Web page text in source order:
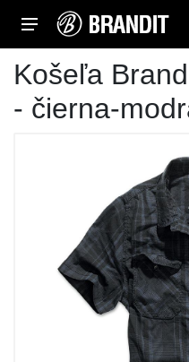
Košeľa
- čierna-